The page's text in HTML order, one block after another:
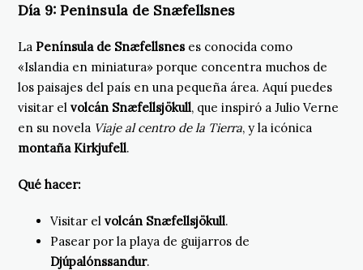
Día 9: Peninsula de Snæfellsnes
La Península de Snæfellsneses conocida como
«Islandia en miniatura» porque concentra muchos de
los paisajes del país en una pequeña área. Aquí puedes
visitar el volcán Snæfellsjökull, que inspiró a Julio Verne
en su novela Viaje al centro de la Tierra, y la icónica
montaña Kirkjufell.
Qué hacer:
Visitar el volcán Snæfellsjökull.
Pasear por la playa de guijarros de
Djúpalónssandur.